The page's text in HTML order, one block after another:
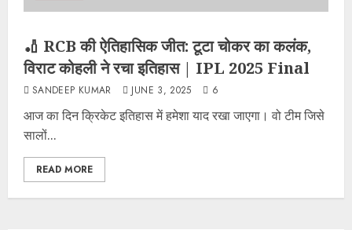
🏏 RCB की ऐतिहासिक जीत: टूटा चोकर का कलंक,
विराट कोहली ने रचा इतिहास | IPL 2025 Final
SANDEEP KUMAR JUNE 3, 2025 6
आज का दिन क्रिकेट इतिहास में हमेशा याद रखा जाएगा। वो टीम जिसे
सालों...
READ MORE